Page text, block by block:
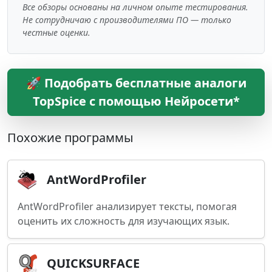
Все обзоры основаны на личном опыте тестирования.
Не сотрудничаю с производителями ПО — только
честные оценки.
🚀 Подобрать бесплатные аналоги
TopSpice с помощью Нейросети*
Похожие программы
AntWordProfiler
AntWordProfiler анализирует тексты, помогая
оценить их сложность для изучающих язык.
QUICKSURFACE